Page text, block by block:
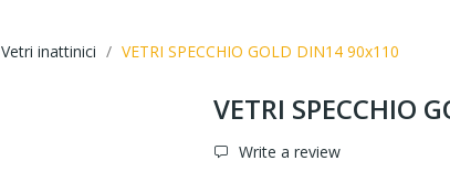
Vetri inattinici VETRI SPECCHIO GOLD DIN14 90x110
VETRI SPECCHIO
Write a review